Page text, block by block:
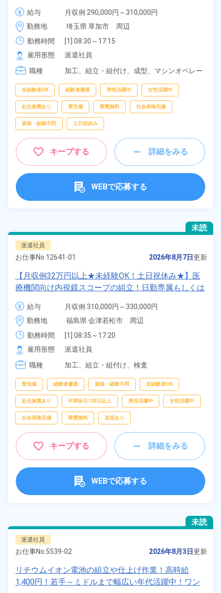
無料★備品付きワンルーム寮完備★赴任旅費会社負担
◎自社正社員登用制度あり★就業先食堂利用可◎《埼
玉県草加市》
給与
月収例 290,000円～310,000円
時給 1,550円～1,550円
勤務地
埼玉県 草加市　周辺
勤務時間
[1] 08:30～17:15
[2] 17:15～02:00
[3] 06:00～14:45
[4] 14:45～23:30
雇用形態
派遣社員
職種
加工、 組立・組付け、 成型、 マシンオペレー
未経験者OK 経験者優遇 男性活躍中 女性活躍中
赴任旅費あり 寮完備 寮費無料 社会保険完備
資格・経験不問 土日祝休み
キープする 詳細をみる
WEBで応募する
未読
派遣社員
お仕事No. 12641-01 2026年8月7日更新
【月収例32万円以上★未経験OK！土日祝休み★】医
療機関向け内視鏡スコープの組立！日勤専属もしくは
2交替勤務選択可★年間休日120日★ワンルーム寮完
備！通勤ラクラク無料送迎あり◎20代～40代の男女
活躍中！マイカー通勤OK◎無料駐車場あり★赴任旅
費会社負担！日払いあり◎空調完備で快適作業★《福
島県会津若松市》
給与
月収例 310,000円～330,000円
時給 1,600円～1,600円
勤務地
福島県 会津若松市　周辺
勤務時間
[1] 08:35～17:20
[2] 16:55～01:40
[3] 00:30～09:35
雇用形態
派遣社員
職種
加工、 組立・組付け、 検査
寮完備 経験者優遇 資格・経験不問 未経験者OK
赴任旅費あり 年間休日120日以上 男性活躍中 女性活躍中
社会保険完備 寮費無料 送迎あり
キープする 詳細をみる
WEBで応募する
未読
派遣社員
お仕事No. 5539-02 2026年8月3日更新
リチウムイオン電池の組立や仕上げ作業！高時給
1,400円！若手～ミドルまで幅広い年代活躍中！ワン